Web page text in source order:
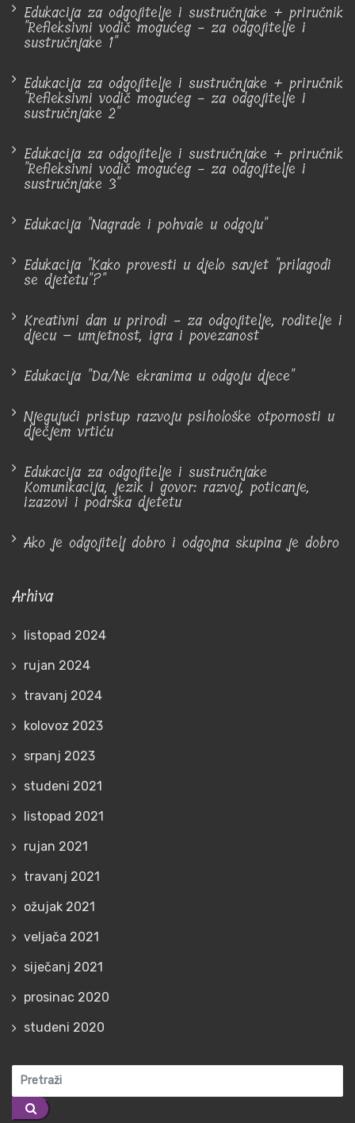
Edukacija za odgojitelje i sustručnjake + priručnik
"Refleksivni vodič mogućeg - za odgojitelje i
sustručnjake 1"
Edukacija za odgojitelje i sustručnjake + priručnik
"Refleksivni vodič mogućeg - za odgojitelje i
sustručnjake 2"
Edukacija za odgojitelje i sustručnjake + priručnik
"Refleksivni vodič mogućeg - za odgojitelje i
sustručnjake 3"
Edukacija "Nagrade i pohvale u odgoju"
Edukacija "Kako provesti u djelo savjet "prilagodi
se djetetu"?"
Kreativni dan u prirodi - za odgojitelje, roditelje i
djecu – umjetnost, igra i povezanost
Edukacija "Da/Ne ekranima u odgoju djece"
Njegujući pristup razvoju psihološke otpornosti u
dječjem vrtiću
Edukacija za odgojitelje i sustručnjake
Komunikacija, jezik i govor: razvoj, poticanje,
izazovi i podrška djetetu
Ako je odgojitelj dobro i odgojna skupina je dobro
Arhiva
listopad 2024
rujan 2024
travanj 2024
kolovoz 2023
srpanj 2023
studeni 2021
listopad 2021
rujan 2021
travanj 2021
ožujak 2021
veljača 2021
siječanj 2021
prosinac 2020
studeni 2020